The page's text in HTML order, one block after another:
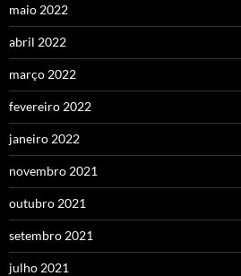
maio 2022
abril 2022
março 2022
fevereiro 2022
janeiro 2022
novembro 2021
outubro 2021
setembro 2021
julho 2021